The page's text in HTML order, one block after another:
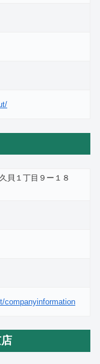
貝１丁目９ー１８
companyinformation